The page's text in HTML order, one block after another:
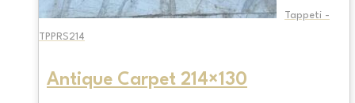
Tappeti -
TPPRS214
Antique Carpet 214×130